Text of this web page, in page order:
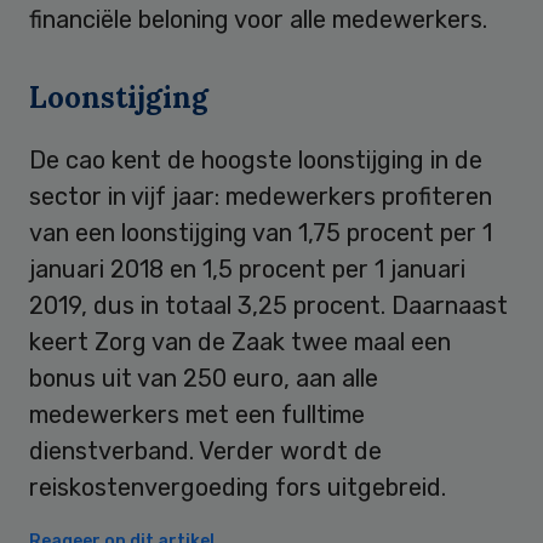
financiële beloning voor alle medewerkers.
Loonstijging
De cao kent de hoogste loonstijging in de
sector in vijf jaar: medewerkers profiteren
van een loonstijging van 1,75 procent per 1
januari 2018 en 1,5 procent per 1 januari
2019, dus in totaal 3,25 procent. Daarnaast
keert Zorg van de Zaak twee maal een
bonus uit van 250 euro, aan alle
medewerkers met een fulltime
dienstverband. Verder wordt de
reiskostenvergoeding fors uitgebreid.